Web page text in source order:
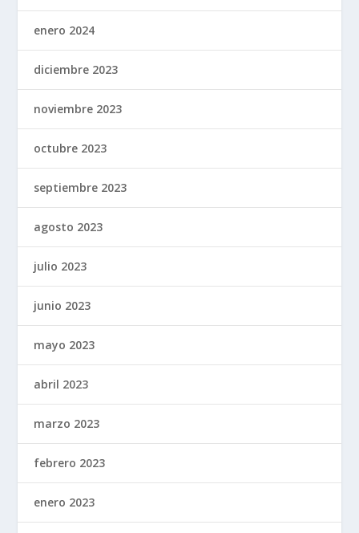
enero 2024
diciembre 2023
noviembre 2023
octubre 2023
septiembre 2023
agosto 2023
julio 2023
junio 2023
mayo 2023
abril 2023
marzo 2023
febrero 2023
enero 2023